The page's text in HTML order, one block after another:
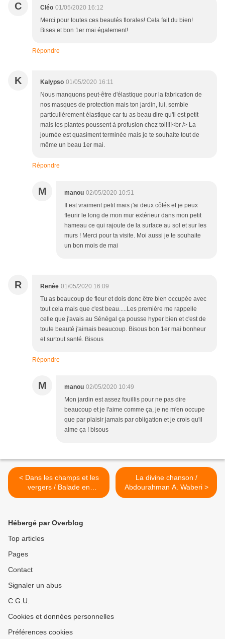
C Cléo 01/05/2020 16:12
Merci pour toutes ces beautés florales! Cela fait du bien!
Bises et bon 1er mai également!
Répondre
K Kalypso 01/05/2020 16:11
Nous manquons peut-être d'élastique pour la fabrication de
nos masques de protection mais ton jardin, lui, semble
particulièrement élastique car tu as beau dire qu'il est petit
mais les plantes poussent à profusion chez toi!!!!<br /> La
journée est quasiment terminée mais je te souhaite tout de
même un beau 1er mai.
Répondre
M manou 02/05/2020 10:51
Il est vraiment petit mais j'ai deux côtés et je peux
fleurir le long de mon mur extérieur dans mon petit
hameau ce qui rajoute de la surface au sol et sur les
murs ! Merci pour ta visite. Moi aussi je te souhaite
un bon mois de mai
R Renée 01/05/2020 16:09
Tu as beaucoup de fleur et dois donc être bien occupée avec
tout cela mais que c'est beau.....Les première me rappelle
celle que j'avais au Sénégal ça pousse hyper bien et c'est de
toute beauté j'aimais beaucoup. Bisous bon 1er mai bonheur
et surtout santé. Bisous
Répondre
M manou 02/05/2020 10:49
Mon jardin est assez fouillis pour ne pas dire
beaucoup et je l'aime comme ça, je ne m'en occupe
que par plaisir jamais par obligation et je crois qu'il
aime ça ! bisous
< Dans les champs et les
vergers / Balade en
Provence
La divine chanson /
Abdourahman A. Waberi >
Hébergé par Overblog
Top articles
Pages
Contact
Signaler un abus
C.G.U.
Cookies et données personnelles
Préférences cookies